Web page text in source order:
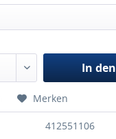
In den
Merken
412551106